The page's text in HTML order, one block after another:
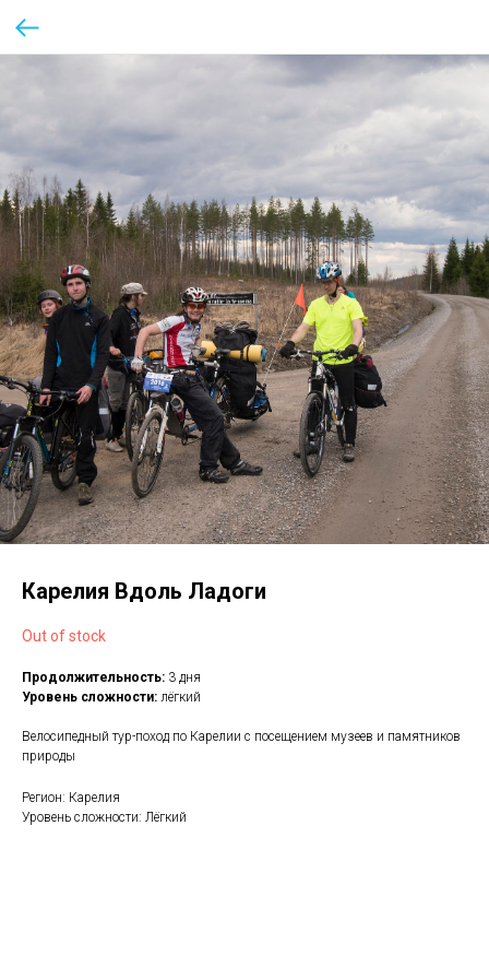
Карелия Вдоль Ладоги
Out of stock
Продолжительность: 3 дня
Уровень сложности: лёгкий
Велосипедный тур-поход по Карелии с посещением музеев и памятников
природы
Регион: Карелия
Уровень сложности: Лёгкий